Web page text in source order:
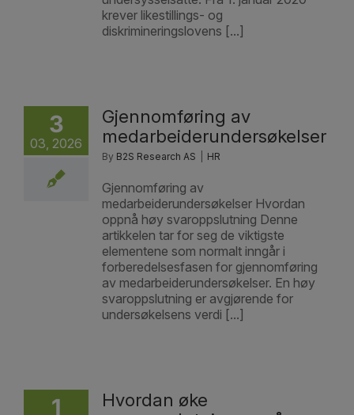
krever likestillings- og
diskrimineringslovens [...]
3
03, 2026
Gjennomføring av
medarbeiderundersøkelser
By B2S Research AS HR
Gjennomføring av
medarbeiderundersøkelser Hvordan
oppnå høy svaroppslutning Denne
artikkelen tar for seg de viktigste
elementene som normalt inngår i
forberedelsesfasen for gjennomføring
av medarbeiderundersøkelser. En høy
svaroppslutning er avgjørende for
undersøkelsens verdi [...]
1
Hvordan øke